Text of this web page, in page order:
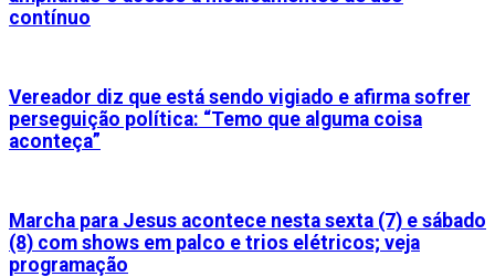
contínuo
Vereador diz que está sendo vigiado e afirma sofrer
perseguição política: “Temo que alguma coisa
aconteça”
Marcha para Jesus acontece nesta sexta (7) e sábado
(8) com shows em palco e trios elétricos; veja
programação